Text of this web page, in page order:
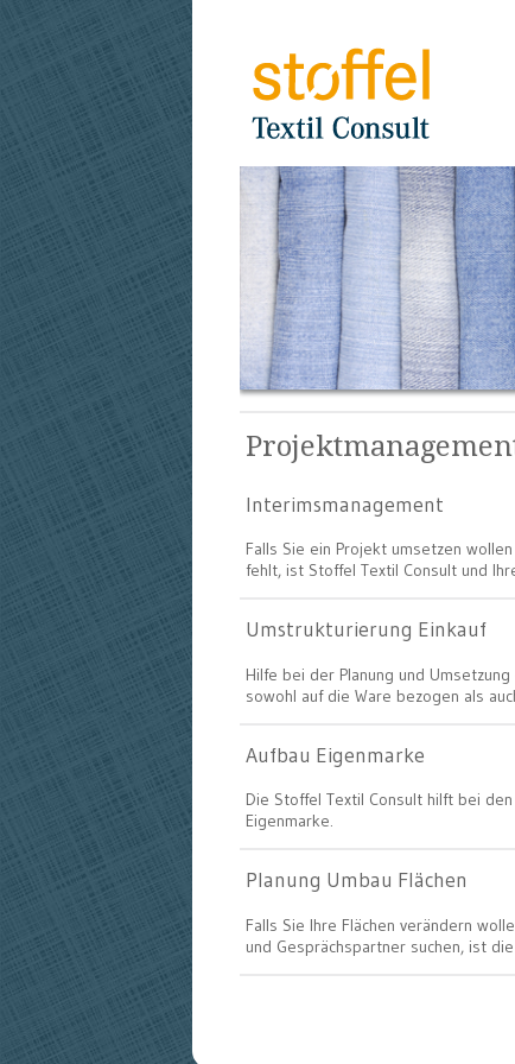
Interimsmanagement
Falls Sie ein Projekt umsetzen
fehlt, ist Stoffel Textil Consult und
Umstrukturierung Einkauf
Hilfe bei der Planung und
sowohl auf die Ware bezogen als
Aufbau Eigenmarke
Die Stoffel Textil Consult hilft bei
Eigenmarke.
Planung Umbau Flächen
Falls Sie Ihre Flächen verändern
und Gesprächspartner suchen, ist